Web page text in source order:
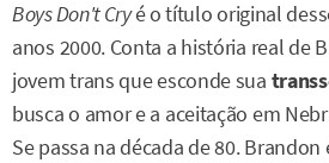
Boys Don't Cryé o título original
anos 2000. Conta a história real de
jovem trans que esconde sua
busca o amor e a aceitação em
Se passa na década de 80.